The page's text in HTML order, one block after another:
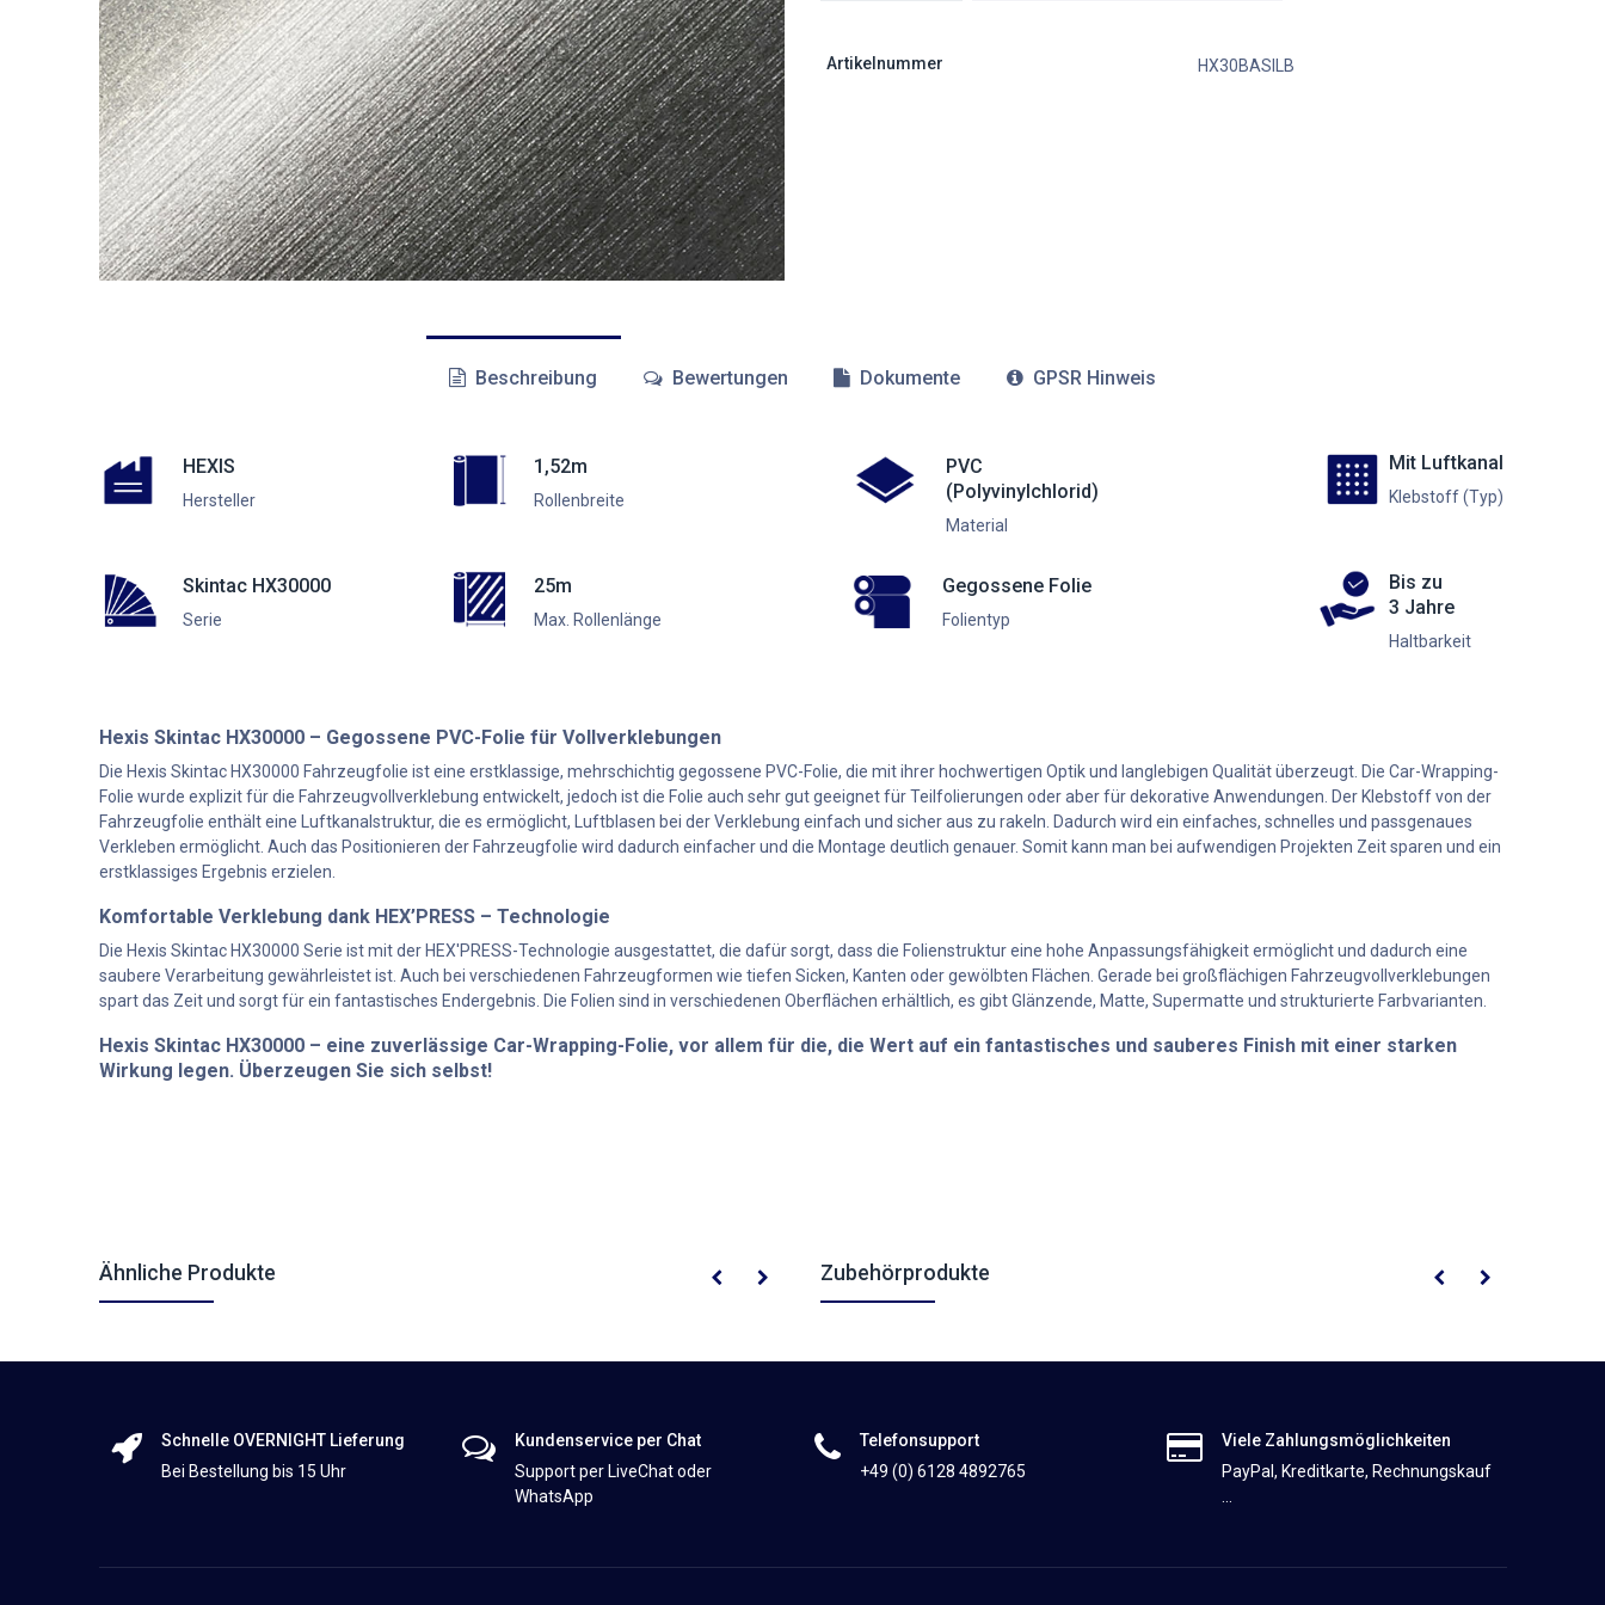
Artikelnummer HX30BASILB
Beschreibung Bewertungen Dokumente GPSR Hinweis
HEXIS
Hersteller
Skintac HX30000
Serie
1,52m
Rollenbreite
25m
Max. Rollenlänge
PVC
(Polyvinylchlorid)
Material
Gegossene Folie
Folientyp
Mit Luftkanal
Klebstoff (Typ)
Bis zu
3 Jahre
Haltbarkeit
Hexis Skintac HX30000 – Gegossene PVC-Folie für Vollverklebungen
Die Hexis Skintac HX30000 Fahrzeugfolie ist eine erstklassige, mehrschichtig gegossene PVC-Folie, die mit ihrer hochwertigen Optik und langlebigen Qualität überzeugt. Die Car-Wrapping-
Folie wurde explizit für die Fahrzeugvollverklebung entwickelt, jedoch ist die Folie auch sehr gut geeignet für Teilfolierungen oder aber für dekorative Anwendungen. Der Klebstoff von der
Fahrzeugfolie enthält eine Luftkanalstruktur, die es ermöglicht, Luftblasen bei der Verklebung einfach und sicher aus zu rakeln. Dadurch wird ein einfaches, schnelles und passgenaues
Verkleben ermöglicht. Auch das Positionieren der Fahrzeugfolie wird dadurch einfacher und die Montage deutlich genauer. Somit kann man bei aufwendigen Projekten Zeit sparen und ein
erstklassiges Ergebnis erzielen.
Komfortable Verklebung dank HEX’PRESS – Technologie
Die Hexis Skintac HX30000 Serie ist mit der HEX'PRESS-Technologie ausgestattet, die dafür sorgt, dass die Folienstruktur eine hohe Anpassungsfähigkeit ermöglicht und dadurch eine
saubere Verarbeitung gewährleistet ist. Auch bei verschiedenen Fahrzeugformen wie tiefen Sicken, Kanten oder gewölbten Flächen. Gerade bei großflächigen Fahrzeugvollverklebungen
spart das Zeit und sorgt für ein fantastisches Endergebnis. Die Folien sind in verschiedenen Oberflächen erhältlich, es gibt Glänzende, Matte, Supermatte und strukturierte Farbvarianten.
Hexis Skintac HX30000 – eine zuverlässige Car-Wrapping-Folie, vor allem für die, die Wert auf ein fantastisches und sauberes Finish mit einer starken
Wirkung legen. Überzeugen Sie sich selbst!
Ähnliche Produkte Zubehörprodukte
Schnelle OVERNIGHT Lieferung
Bei Bestellung bis 15 Uhr
Kundenservice per Chat
Support per LiveChat oder
WhatsApp
Telefonsupport
+49 (0) 6128 4892765
Viele Zahlungsmöglichkeiten
PayPal, Kreditkarte, Rechnungskauf
...